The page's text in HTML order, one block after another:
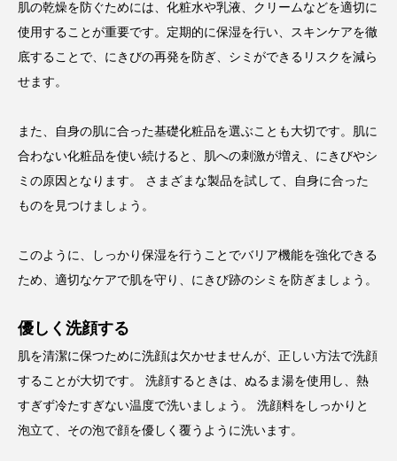
肌の乾燥を防ぐためには、化粧水や乳液、クリームなどを適切に
使用することが重要です。定期的に保湿を行い、スキンケアを徹
底することで、にきびの再発を防ぎ、シミができるリスクを減ら
せます。
また、自身の肌に合った基礎化粧品を選ぶことも大切です。肌に
合わない化粧品を使い続けると、肌への刺激が増え、にきびやシ
ミの原因となります。 さまざまな製品を試して、自身に合った
ものを見つけましょう。
このように、しっかり保湿を行うことでバリア機能を強化できる
ため、適切なケアで肌を守り、にきび跡のシミを防ぎましょう。
優しく洗顔する
肌を清潔に保つために洗顔は欠かせませんが、正しい方法で洗顔
することが大切です。 洗顔するときは、ぬるま湯を使用し、熱
すぎず冷たすぎない温度で洗いましょう。 洗顔料をしっかりと
泡立て、その泡で顔を優しく覆うように洗います。